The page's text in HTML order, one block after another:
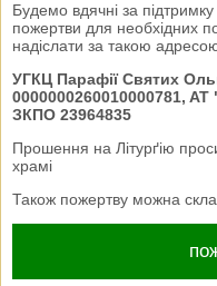
Будемо вдячні за
пожертви для необхідних
надіслати за такою
УГКЦ Парафії Святих
0000000260010000781,
ЗКПО 23964835
Прошення на Літурґію
храмі
Також пожертву можна